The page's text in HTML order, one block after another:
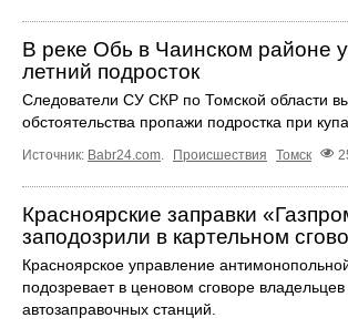
В реке Обь в Чаинском районе
летний подросток
Следователи СУ СКР по Томской области
обстоятельства пропажи подростка при
Источник: Babr24.com Происшествия Томск
Красноярские заправки
заподозрили в картельном
Красноярское управление
подозревает в ценовом сговоре владельцев
автозаправочных станций.